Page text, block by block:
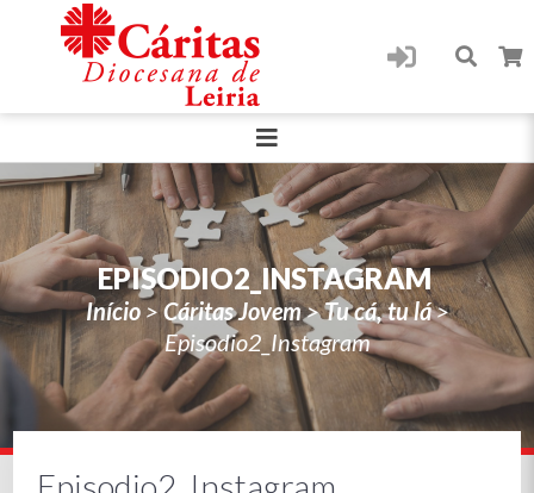
EPISODIO2_INSTAGRAM
Início> Cáritas Jovem>Tu cá, tu lá>
Episodio2_Instagram